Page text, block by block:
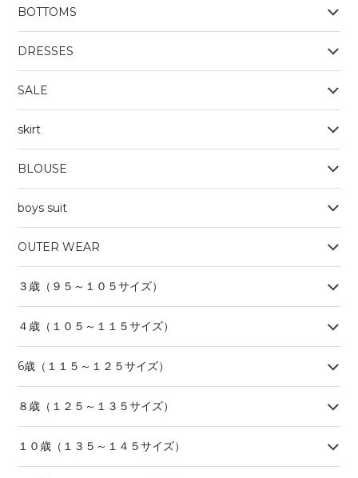
OUTERWEAR
Tシャツ
BOTTOMS
BOYS
DRESSES
SALE
skirt
BLOUSE
boys suit
OUTER WEAR
３歳（９５～１０５サイズ）
４歳（１０５～１１５サイズ）
6歳（１１５～１２５サイズ）
８歳（１２５～１３５サイズ）
１０歳（１３５～１４５サイズ）